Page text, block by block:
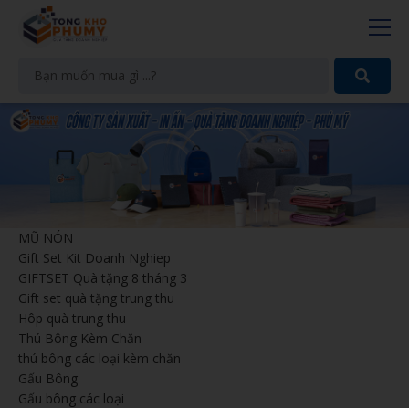
MŨ NÓN
Gift Set Kit Doanh Nghiep
GIFTSET Quà tặng 8 tháng 3
Gift set quà tặng trung thu
Hôp quà trung thu
Thú Bông Kèm Chăn
thú bông các loại kèm chăn
Gấu Bông
Gấu bông các loại